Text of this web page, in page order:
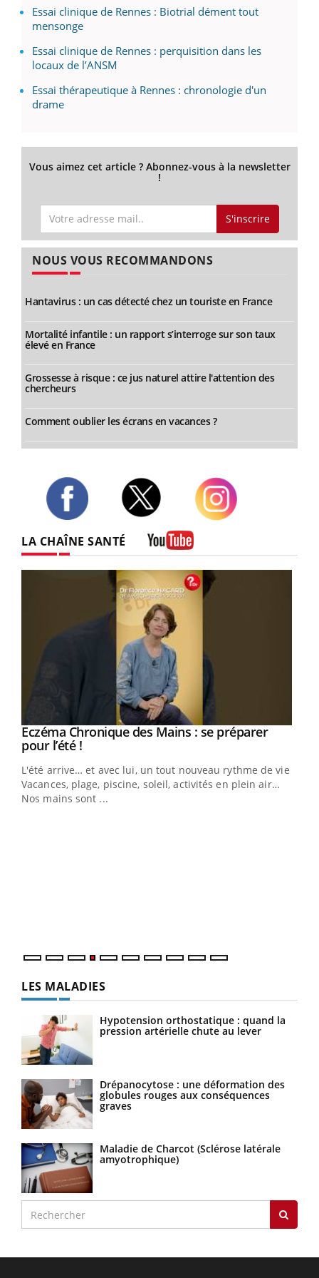
Essai clinique de Rennes : Biotrial dément tout
mensonge
Essai clinique de Rennes : perquisition dans les
locaux de l’ANSM
Essai thérapeutique à Rennes : chronologie d'un
drame
Vous aimez cet article ? Abonnez-vous à la newsletter
!
S'inscrire
NOUS VOUS RECOMMANDONS
Hantavirus : un cas détecté chez un touriste en France
Mortalité infantile : un rapport s’interroge sur son taux
élevé en France
Grossesse à risque : ce jus naturel attire l'attention des
chercheurs
Comment oublier les écrans en vacances ?
LA CHAÎNE SANTÉ
Youtube
Eczéma Chronique des Mains : se préparer
pour l’été !Youtube
L'été arrive… et avec lui, un tout nouveau rythme de vie !
Vacances, plage, piscine, soleil, activités en plein air…
Nos mains sont ...
LES MALADIES
Hypotension orthostatique : quand la
pression artérielle chute au lever
Drépanocytose : une déformation des
globules rouges aux conséquences
graves
Maladie de Charcot (Sclérose latérale
amyotrophique)